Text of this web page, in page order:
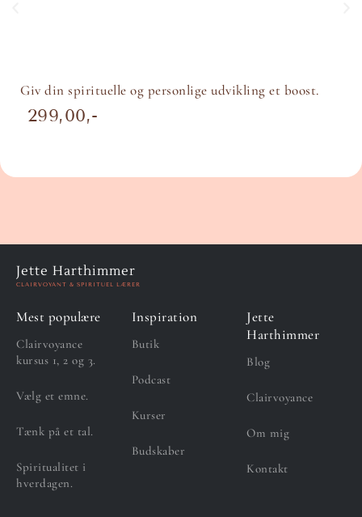
Giv din spirituelle og personlige udvikling et boost.
299,00
Jette Harthimmer
CLAIRVOYANT & SPIRITUEL LÆRER
Mest populære
Clairvoyance
kursus 1, 2 og 3.
Vælg et emne.
Tænk på et tal.
Spiritualitet i
hverdagen.
Inspiration
Butik
Podcast
Kurser
Budskaber
Jette
Harthimmer
Blog
Clairvoyance
Om mig
Kontakt